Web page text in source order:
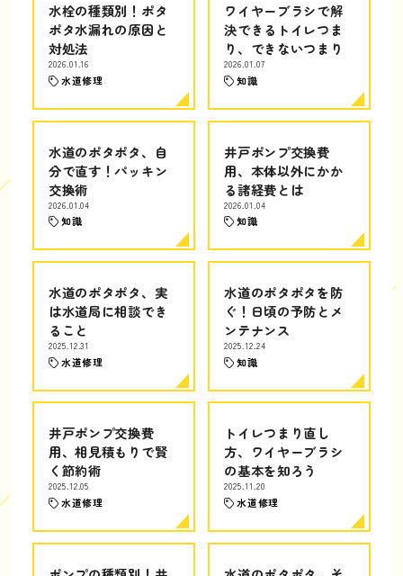
水栓の種類別！ポタ
ポタ水漏れの原因と
対処法
2026.01.16
水道修理
ワイヤーブラシで解
決できるトイレつま
り、できないつまり
2026.01.07
知識
水道のポタポタ、自
分で直す！パッキン
交換術
2026.01.04
知識
井戸ポンプ交換費
用、本体以外にかか
る諸経費とは
2026.01.04
知識
水道のポタポタ、実
は水道局に相談でき
ること
2025.12.31
水道修理
水道のポタポタを防
ぐ！日頃の予防とメ
ンテナンス
2025.12.24
知識
井戸ポンプ交換費
用、相見積もりで賢
く節約術
2025.12.05
水道修理
トイレつまり直し
方、ワイヤーブラシ
の基本を知ろう
2025.11.20
水道修理